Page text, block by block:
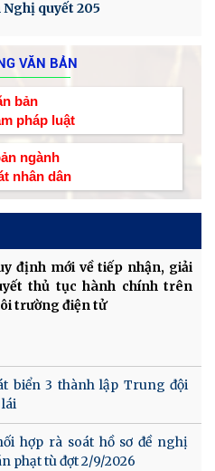
quyết 205
VĂN BẢN
bản
pháp luật
ngành
nhân dân
định mới về tiếp nhận, giải
thủ tục hành chính trên
trường điện tử
biển 3 thành lập Trung đội
hợp rà soát hồ sơ đề nghị
phạt tù đợt 2/9/2026